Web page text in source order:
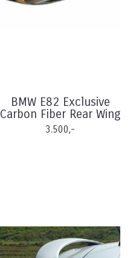
BMW E82 Exclusive
Carbon Fiber Rear Wing
3.500,-